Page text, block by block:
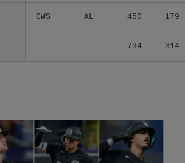
CWS AL 450 179
- - 734 314